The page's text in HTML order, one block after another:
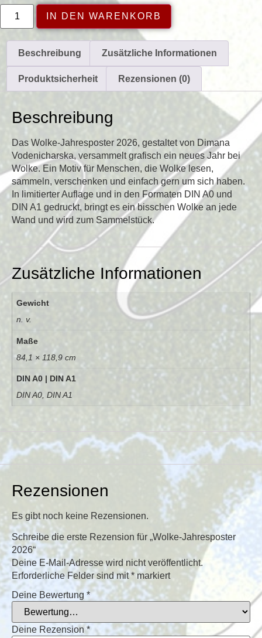
Wolke-
Jahresposter
2026
IN DEN WARENKORB
Beschreibung Zusätzliche Informationen
Produktsicherheit Rezensionen (0)
Beschreibung
Das Wolke-Jahresposter 2026, gestaltet von Dimana
Vodenicharska, versammelt grafisch ein neues Jahr bei
Wolke. Ein Motiv für Menschen, die Wolke lesen,
sammeln, verschenken und einfach gern um sich haben.
In limitierter Auflage und in den Formaten DIN A0 und
DIN A1 gedruckt, bringt es ein bisschen Wolke an jede
Wand und wird zum Sammelstück.
Zusätzliche Informationen
Gewicht
n. v.
Maße
84,1 × 118,9 cm
DIN A0 | DIN A1
DIN A0, DIN A1
Rezensionen
Es gibt noch keine Rezensionen.
Schreibe die erste Rezension für „Wolke-Jahresposter
2026“
Deine E-Mail-Adresse wird nicht veröffentlicht.
Erforderliche Felder sind mit* markiert
Deine Bewertung *
Deine Rezension*